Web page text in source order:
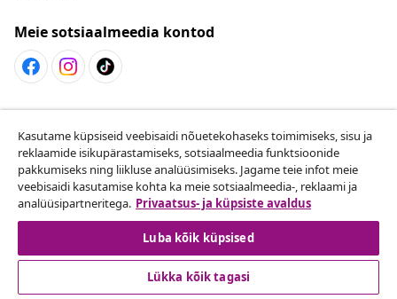
Meie sotsiaalmeedia kontod
Lepingust taganemine
Esita oma tellimuse kohta tagastamissoov.
Lepingust taganemine
Klienditeenindus
Kasutame küpsiseid veebisaidi nõuetekohaseks toimimiseks, sisu ja
reklaamide isikupärastamiseks, sotsiaalmeedia funktsioonide
pakkumiseks ning liikluse analüüsimiseks. Jagame teie infot meie
veebisaidi kasutamise kohta ka meie sotsiaalmeedia-, reklaami ja
analüüsipartneritega. Privaatsus- ja küpsiste avaldus
Luba kõik küpsised
Lükka kõik tagasi